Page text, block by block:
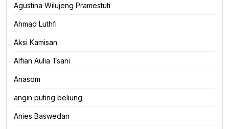
Agustina Wilujeng Pramestuti
Ahmad Luthfi
Aksi Kamisan
Alfian Aulia Tsani
Anasom
angin puting beliung
Anies Baswedan